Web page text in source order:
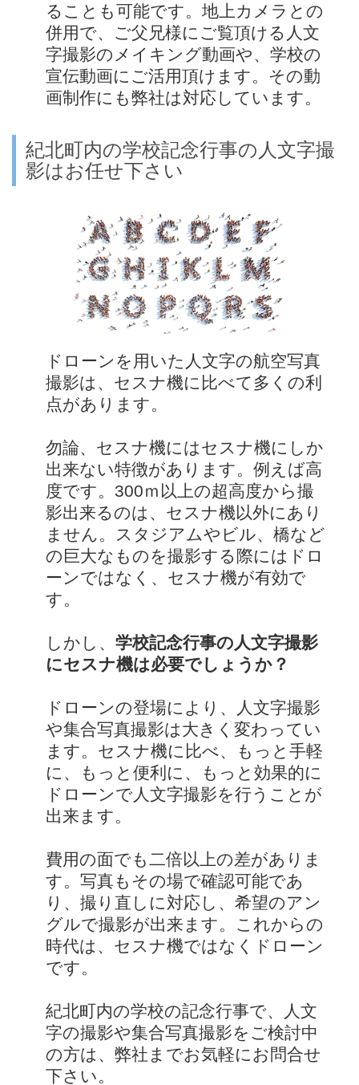
ることも可能です。地上カメラとの
併用で、ご父兄様にご覧頂ける人文
字撮影のメイキング動画や、学校の
宣伝動画にご活用頂けます。その動
画制作にも弊社は対応しています。
紀北町内の学校記念行事の人文字撮
影はお任せ下さい
ドローンを用いた人文字の航空写真
撮影は、セスナ機に比べて多くの利
点があります。
勿論、セスナ機にはセスナ機にしか
出来ない特徴があります。例えば高
度です。300ｍ以上の超高度から撮
影出来るのは、セスナ機以外にあり
ません。スタジアムやビル、橋など
の巨大なものを撮影する際にはドロ
ーンではなく、セスナ機が有効で
す。
しかし、 学校記念行事の人文字撮影
にセスナ機は必要でしょうか？
ドローンの登場により、人文字撮影
や集合写真撮影は大きく変わってい
ます。セスナ機に比べ、もっと手軽
に、もっと便利に、もっと効果的に
ドローンで人文字撮影を行うことが
出来ます。
費用の面でも二倍以上の差がありま
す。写真もその場で確認可能であ
り、撮り直しに対応し、希望のアン
グルで撮影が出来ます。これからの
時代は、セスナ機ではなくドローン
です。
紀北町内の学校の記念行事で、人文
字の撮影や集合写真撮影をご検討中
の方は、弊社までお気軽にお問合せ
下さい。